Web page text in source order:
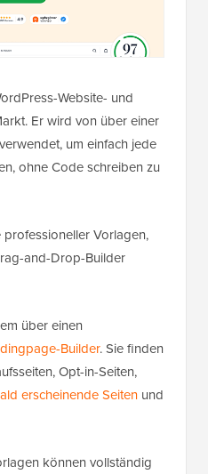
Website- und
Er wird von über einer
um einfach jede
ohne Code schreiben zu
Vorlagen,
and-Drop-Builder
über einen
Builder. Sie finden
Opt-in-Seiten,
erscheinende Seiten und
können vollständig